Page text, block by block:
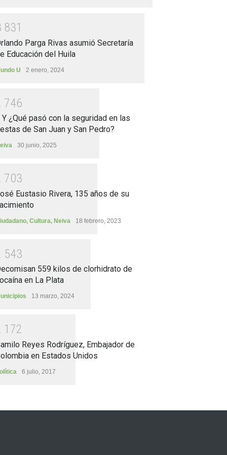
831
Parga Rivas asumió Secretaría
Educación del Huila
U 2 enero, 2024
746
Y ¿Qué pasó con la seguridad en las
de San Juan y San Pedro?
30 junio, 2025
703
Eustasio Rivera, 135 años de su
, Cultura, Neiva 18 febrero, 2023
543
559 kilos de clorhidrato de
en La Plata
13 marzo, 2024
1 72
Reyes Rodríguez, Embajador de
en Estados Unidos
6 julio, 2017